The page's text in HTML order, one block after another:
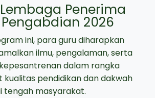
Penerima
2026
ini, para guru diharapkan
ilmu, pengalaman, serta
dalam rangka
pendidikan dan dakwah
tengah masyarakat.